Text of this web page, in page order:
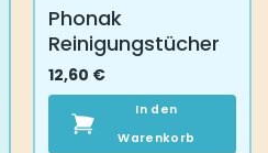
Phonak
Reinigungstücher
12,60 €
In den
Warenkorb